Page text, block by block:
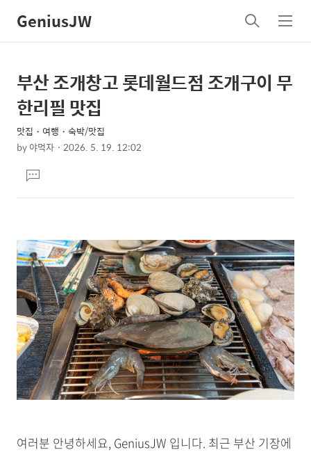
GeniusJW
검
색
메
뉴
상
세
컨
텐
본
문
제
목
부산 조개창고 롯데월드점 조개구이 무
한리필 맛집
맛집・여행・숙박/맛집
by야먹자 2026. 5. 19. 12:02
문댓
글
여러분 안녕하세요, GeniusJW 입니다. 최근 부산 기장에